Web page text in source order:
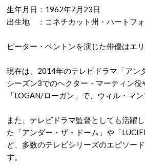
生年月日：1962年7月23日
出生地 ：コネチカット州・ハートフ
ピーター・ベントンを演じた俳優はエ
現在は、2014年のテレビドラマ「アン
シーズン3でのヘクター・マーティン
「LOGAN/ローガン」で、ウィル・マン
また、テレビドラマ監督としても活躍
た「アンダー・ザ・ドーム」や「
ど、多数のテレビシリーズのエピソー
す。